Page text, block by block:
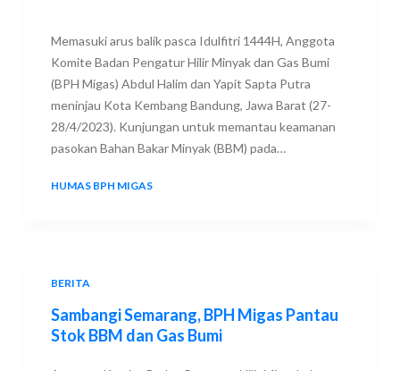
Memasuki arus balik pasca Idulfitri 1444H, Anggota
Komite Badan Pengatur Hilir Minyak dan Gas Bumi
(BPH Migas) Abdul Halim dan Yapit Sapta Putra
meninjau Kota Kembang Bandung, Jawa Barat (27-
28/4/2023). Kunjungan untuk memantau keamanan
pasokan Bahan Bakar Minyak (BBM) pada…
HUMAS BPH MIGAS
BERITA
Sambangi Semarang, BPH Migas Pantau
Stok BBM dan Gas Bumi